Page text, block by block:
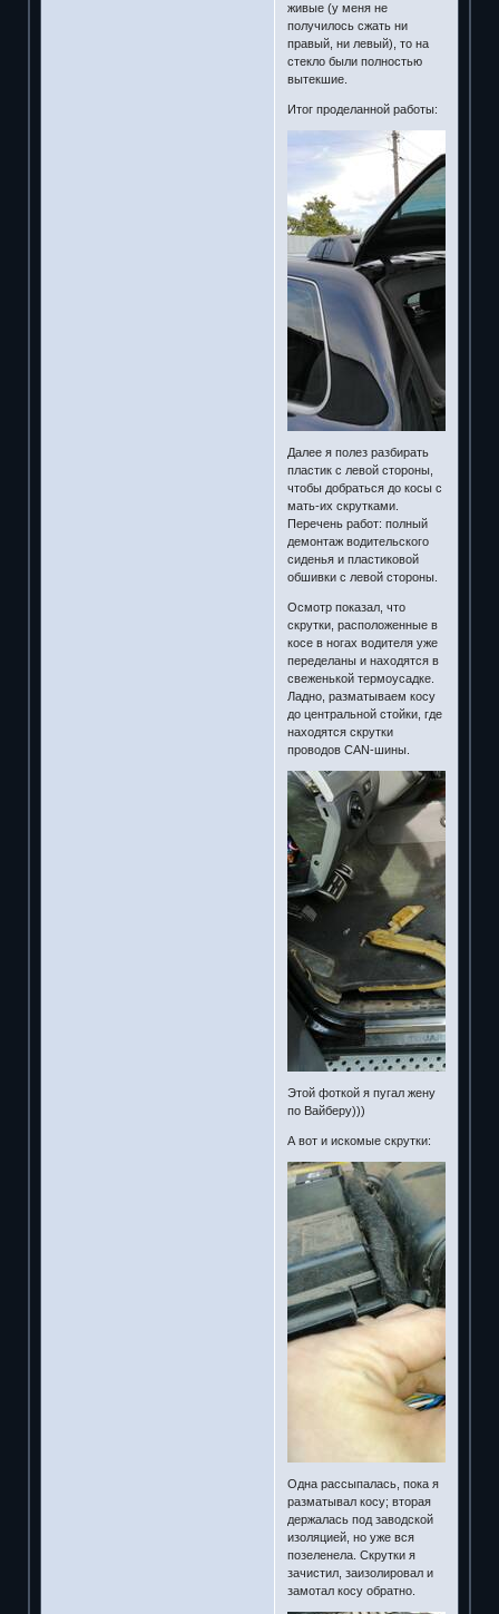
живые (у меня не
получилось сжать ни
правый, ни левый), то на
стекло были полностью
вытекшие.
Итог проделанной работы:
Далее я полез разбирать
пластик с левой стороны,
чтобы добраться до косы с
мать-их скрутками.
Перечень работ: полный
демонтаж водительского
сиденья и пластиковой
обшивки с левой стороны.
Осмотр показал, что
скрутки, расположенные в
косе в ногах водителя уже
переделаны и находятся в
свеженькой термоусадке.
Ладно, разматываем косу
до центральной стойки, где
находятся скрутки
проводов CAN-шины.
Этой фоткой я пугал жену
по Вайберу)))
А вот и искомые скрутки:
Одна рассыпалась, пока я
разматывал косу; вторая
держалась под заводской
изоляцией, но уже вся
позеленела. Скрутки я
зачистил, заизолировал и
замотал косу обратно.